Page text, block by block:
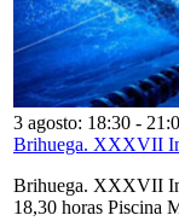
3 agosto: 18:30 -
Brihuega. XXXVII
Brihuega. XXXVII
18,30 horas Piscina